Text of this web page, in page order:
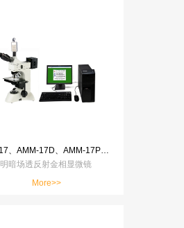
AMM-17、AMM-17D、AMM-17P、AMM-17T、AMM-17ST
明暗场透反射金相显微镜
More>>